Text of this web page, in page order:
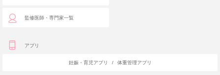
監修医師・専門家一覧
アプリ
妊娠・育児アプリ / 体重管理アプリ